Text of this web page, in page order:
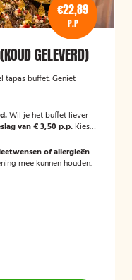
€22,89
P.P
GELEVERD)
tapas buffet. Geniet
Wil je het buffet liever
van € 3,50 p.p. Kies
of allergieën
mee kunnen houden.